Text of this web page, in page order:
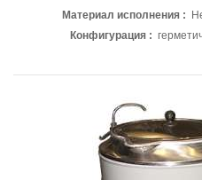
Материал исполнения :
Конфигурация :